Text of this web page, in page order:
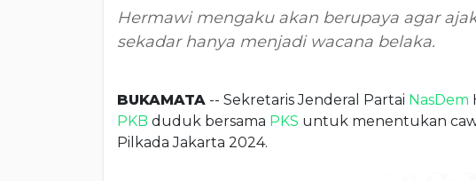
Hermawi mengaku akan berupaya agar
sekadar hanya menjadi wacana belaka.
BUKAMATA -- Sekretaris Jenderal Partai NasDem
PKB duduk bersama PKS untuk menentukan
Pilkada Jakarta 2024.